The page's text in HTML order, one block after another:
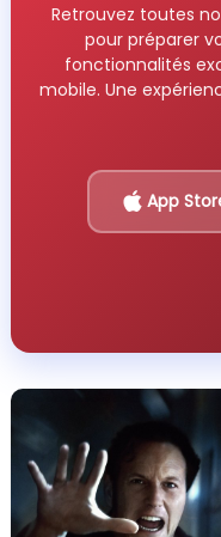
Retrouvez toutes
pour préparer
fonctionnalités
mobile. Une
App